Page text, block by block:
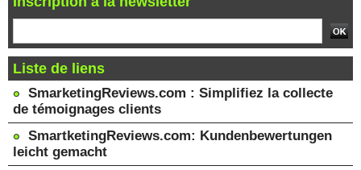
Liste de liens
SmarketingReviews.com : Simplifiez la collecte
de témoignages clients
SmartketingReviews.com: Kundenbewertungen
leicht gemacht